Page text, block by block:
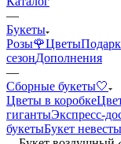
—
Букеты
Розы🌹Цветы
сезонДополнения
—
Сборные букеты🤍
Цветы в коробке
гигантыЭкспресс-
букетыБукет невесты